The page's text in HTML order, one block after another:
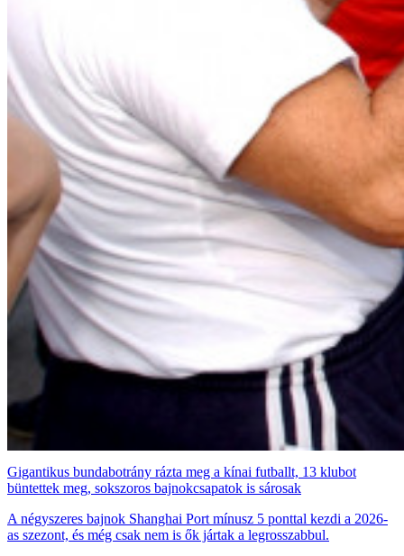
Gigantikus bundabotrány rázta meg a kínai futballt, 13 klubot
büntettek meg, sokszoros bajnokcsapatok is sárosak
A négyszeres bajnok Shanghai Port mínusz 5 ponttal kezdi a 2026-
as szezont, és még csak nem is ők jártak a legrosszabbul.